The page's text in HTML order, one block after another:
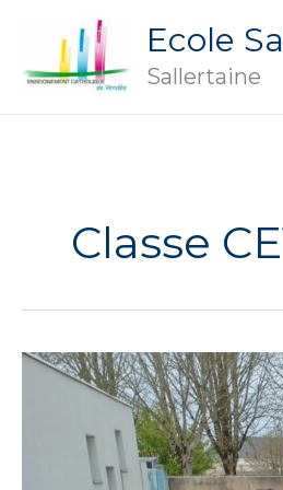
contenu
Ecole
Sallertaine
Classe
Baloo,
médiation